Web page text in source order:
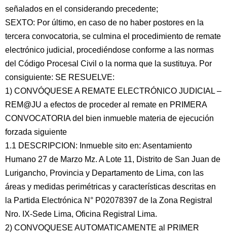
señalados en el considerando precedente;
SEXTO: Por último, en caso de no haber postores en la
tercera convocatoria, se culmina el procedimiento de remate
electrónico judicial, procediéndose conforme a las normas
del Código Procesal Civil o la norma que la sustituya. Por
consiguiente: SE RESUELVE:
1) CONVÓQUESE A REMATE ELECTRÓNICO JUDICIAL –
REM@JU a efectos de proceder al remate en PRIMERA
CONVOCATORIA del bien inmueble materia de ejecución
forzada siguiente
1.1 DESCRIPCION: Inmueble sito en: Asentamiento
Humano 27 de Marzo Mz. A Lote 11, Distrito de San Juan de
Lurigancho, Provincia y Departamento de Lima, con las
áreas y medidas perimétricas y características descritas en
la Partida Electrónica N° P02078397 de la Zona Registral
Nro. IX-Sede Lima, Oficina Registral Lima.
2) CONVOQUESE AUTOMATICAMENTE al PRIMER